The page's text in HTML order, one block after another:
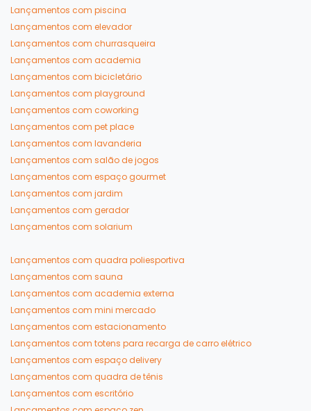
Lançamentos com piscina
Lançamentos com elevador
Lançamentos com churrasqueira
Lançamentos com academia
Lançamentos com bicicletário
Lançamentos com playground
Lançamentos com coworking
Lançamentos com pet place
Lançamentos com lavanderia
Lançamentos com salão de jogos
Lançamentos com espaço gourmet
Lançamentos com jardim
Lançamentos com gerador
Lançamentos com solarium
Lançamentos com quadra poliesportiva
Lançamentos com sauna
Lançamentos com academia externa
Lançamentos com mini mercado
Lançamentos com estacionamento
Lançamentos com totens para recarga de carro elétrico
Lançamentos com espaço delivery
Lançamentos com quadra de tênis
Lançamentos com escritório